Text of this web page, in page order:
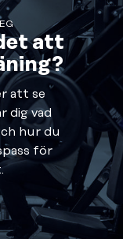
att
att se
dig vad
hur du
för